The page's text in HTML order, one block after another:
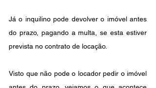
Já o inquilino pode devolver o imóvel antes
do prazo, pagando a multa, se esta estiver
prevista no contrato de locação.
Visto que não pode o locador pedir o imóvel